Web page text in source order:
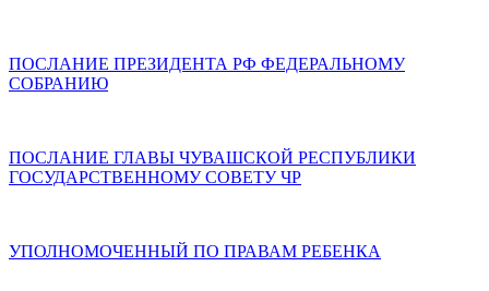
ПОСЛАНИЕ ПРЕЗИДЕНТА РФ ФЕДЕРАЛЬНОМУ
СОБРАНИЮ
ПОСЛАНИЕ ГЛАВЫ ЧУВАШСКОЙ РЕСПУБЛИКИ
ГОСУДАРСТВЕННОМУ СОВЕТУ ЧР
УПОЛНОМОЧЕННЫЙ ПО ПРАВАМ РЕБЕНКА